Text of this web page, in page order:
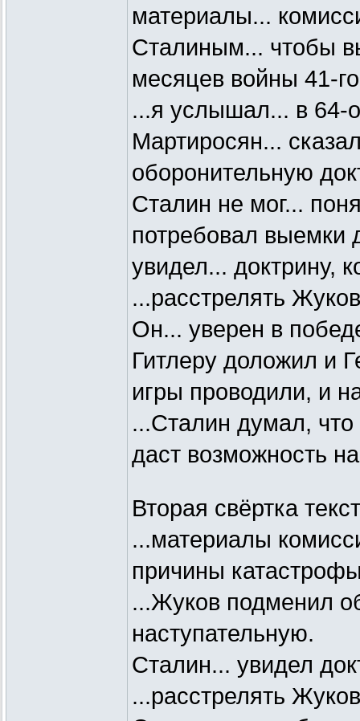
материалы...
Сталиным... чтобы
месяцев войны 41-
...я услышал... в 64-
Мартиросян...
оборонительную
Сталин не мог...
потребовал выемки
увидел... доктрину,
...расстрелять
Он... уверен в
Гитлеру доложил и
игры проводили, и
...Сталин думал,
даст возможность
Вторая свёртка
...материалы
причины
...Жуков подменил
наступательную.
Сталин... увидел
...расстрелять